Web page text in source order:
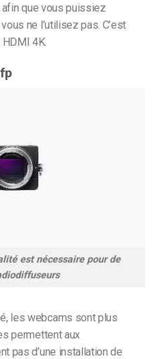
que vous puissiez
ne l’utilisez pas. C’est
4K.
est nécessaire pour de
les webcams sont plus
permettent aux
pas d’une installation de